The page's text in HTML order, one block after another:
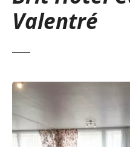
Valentré